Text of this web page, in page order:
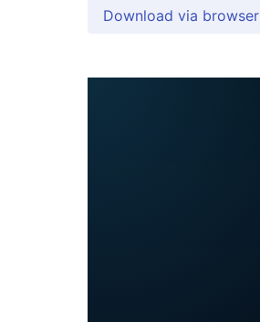
Download via browser